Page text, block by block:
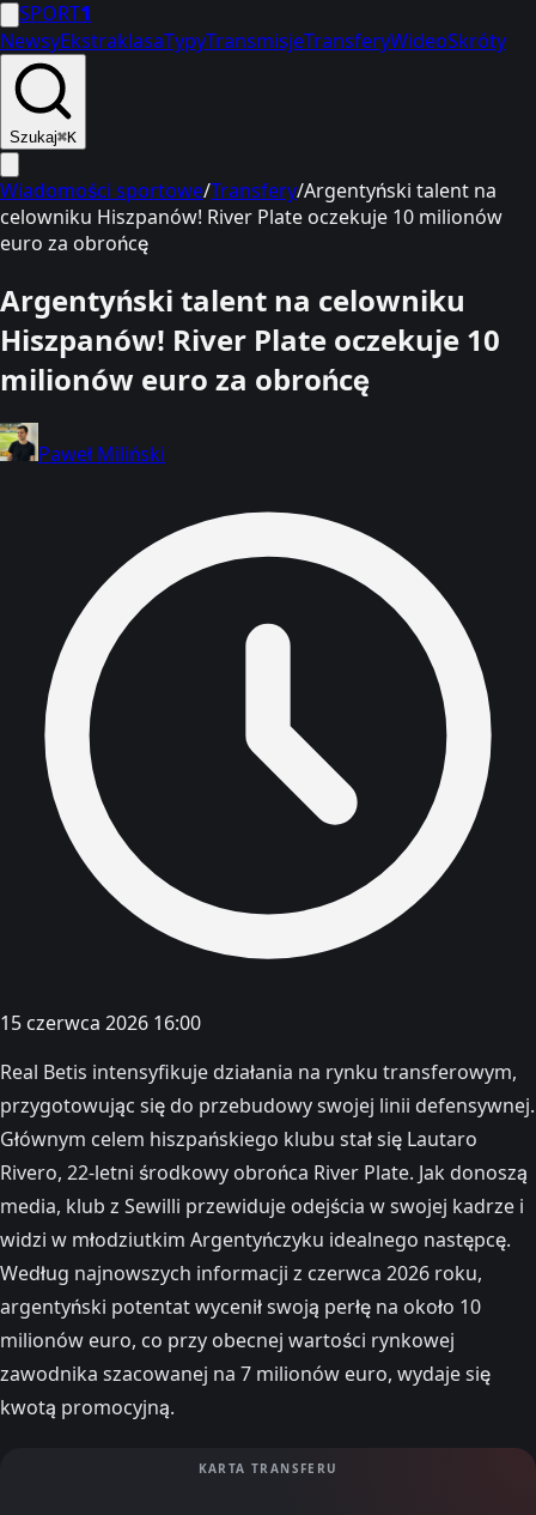
SPORT1
NewsyEkstraklasaTypyTransmisjeTransferyWideoSkróty
Szukaj⌘K
Wiadomości sportowe/Transfery/Argentyński talent na
celowniku Hiszpanów! River Plate oczekuje 10 milionów
euro za obrońcę
Argentyński talent na celowniku
Hiszpanów! River Plate oczekuje 10
milionów euro za obrońcę
Paweł Miliński
15 czerwca 2026 16:00
Real Betis intensyfikuje działania na rynku transferowym,
przygotowując się do przebudowy swojej linii defensywnej.
Głównym celem hiszpańskiego klubu stał się Lautaro
Rivero, 22-letni środkowy obrońca River Plate. Jak donoszą
media, klub z Sewilli przewiduje odejścia w swojej kadrze i
widzi w młodziutkim Argentyńczyku idealnego następcę.
Według najnowszych informacji z czerwca 2026 roku,
argentyński potentat wycenił swoją perłę na około 10
milionów euro, co przy obecnej wartości rynkowej
zawodnika szacowanej na 7 milionów euro, wydaje się
kwotą promocyjną.
KARTA TRANSFERU